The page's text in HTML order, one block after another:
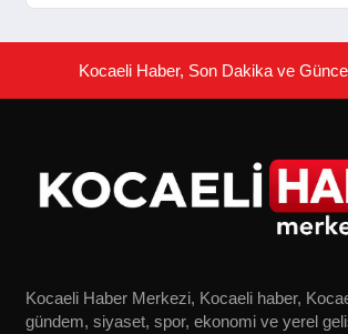
Kocaeli Haber, Son Dakika ve
Kocaeli Haber Merkezi, Kocaeli haber,
gündem, siyaset, spor, ekonomi ve yerel